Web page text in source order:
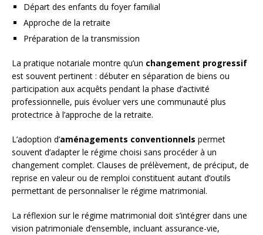
Départ des enfants du foyer familial
Approche de la retraite
Préparation de la transmission
La pratique notariale montre qu’un changement progressif
est souvent pertinent : débuter en séparation de biens ou
participation aux acquêts pendant la phase d’activité
professionnelle, puis évoluer vers une communauté plus
protectrice à l’approche de la retraite.
L’adoption d’aménagements conventionnels permet
souvent d’adapter le régime choisi sans procéder à un
changement complet. Clauses de prélèvement, de préciput, de
reprise en valeur ou de remploi constituent autant d’outils
permettant de personnaliser le régime matrimonial.
La réflexion sur le régime matrimonial doit s’intégrer dans une
vision patrimoniale d’ensemble, incluant assurance-vie,